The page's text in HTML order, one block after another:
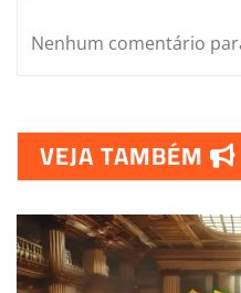
Nenhum comentário
VEJA TAMBÉM